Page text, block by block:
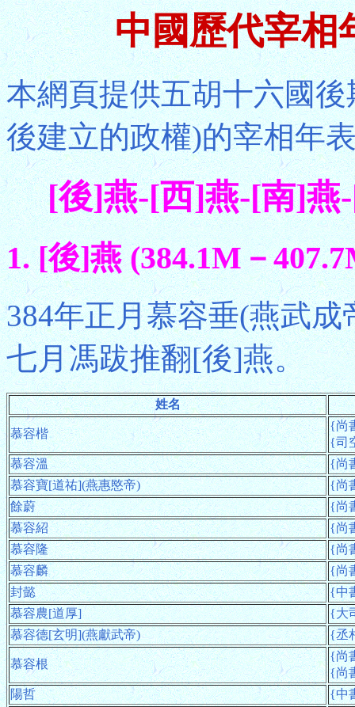
中國歷代宰相
本網頁提供五胡十六國
後建立的政權)的宰相年
[後]燕-[西]燕-[南]燕
1. [後]燕 (384.1M－
384年正月慕容垂(燕武
七月馮跋推翻[後]燕。
姓名
慕容楷
{尚
{司
慕容溫
{尚
慕容寶[道祐](燕惠愍帝)
{尚
餘蔚
{尚
慕容紹
{尚
慕容隆
{尚
慕容麟
{尚
封懿
{中
慕容農[道厚]
{大
慕容德[玄明](燕獻武帝)
{丞
慕容根
{尚
{尚
陽哲
{中